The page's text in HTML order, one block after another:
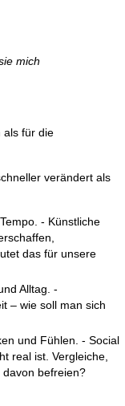
mich
als für die
verändert als
- Künstliche
das für unsere
Alltag. -
– wie soll man sich
und Fühlen. - Social
real ist. Vergleiche,
davon befreien?